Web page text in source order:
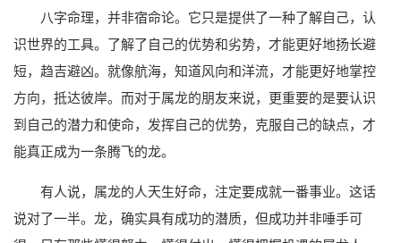
八字命理，并非宿命论。它只是提供了一种了解自己，认
识世界的工具。了解了自己的优势和劣势，才能更好地扬长避
短，趋吉避凶。就像航海，知道风向和洋流，才能更好地掌控
方向，抵达彼岸。而对于属龙的朋友来说，更重要的是要认识
到自己的潜力和使命，发挥自己的优势，克服自己的缺点，才
能真正成为一条腾飞的龙。
有人说，属龙的人天生好命，注定要成就一番事业。这话
说对了一半。龙，确实具有成功的潜质，但成功并非唾手可